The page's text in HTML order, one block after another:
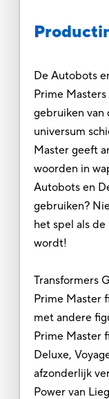
De Autobots
Prime
gebruiken
universum
Master geeft
woorden in
Autobots en
gebruiken?
het spel als
wordt!
Transformers
Prime Master
met andere
Prime Master
Deluxe,
afzonderlijk
Power van